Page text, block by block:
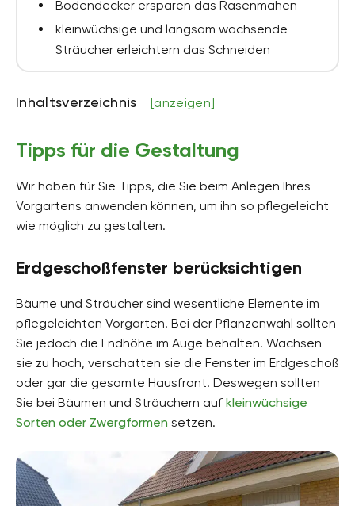
Bodendecker ersparen das Rasenmähen
kleinwüchsige und langsam wachsende
Sträucher erleichtern das Schneiden
Inhaltsverzeichnis [anzeigen]
Tipps für die Gestaltung
Wir haben für Sie Tipps, die Sie beim Anlegen Ihres
Vorgartens anwenden können, um ihn so pflegeleicht
wie möglich zu gestalten.
Erdgeschoßfenster berücksichtigen
Bäume und Sträucher sind wesentliche Elemente im
pflegeleichten Vorgarten. Bei der Pflanzenwahl sollten
Sie jedoch die Endhöhe im Auge behalten. Wachsen
sie zu hoch, verschatten sie die Fenster im Erdgeschoß
oder gar die gesamte Hausfront. Deswegen sollten
Sie bei Bäumen und Sträuchern auf kleinwüchsige
Sorten oder Zwergformen setzen.